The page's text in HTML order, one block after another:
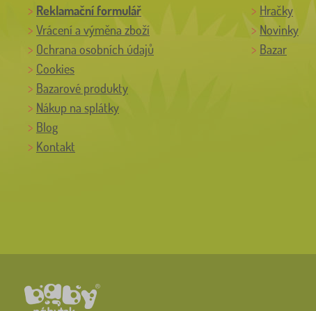
Reklamační formulář
Vrácení a výměna zboží
Ochrana osobních údajů
Cookies
Bazarové produkty
Nákup na splátky
Blog
Kontakt
Hračky
Novinky
Bazar